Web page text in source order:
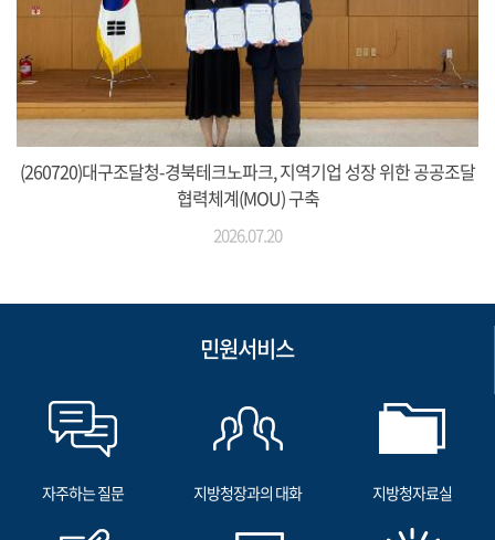
(260720)대구조달청-경북테크노파크, 지역기업 성장 위한 공공조달
협력체계(MOU) 구축
2026.07.20
민원서비스
자주하는 질문 지방청장과의 대화 지방청자료실